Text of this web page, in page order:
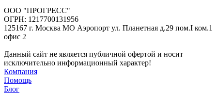
ООО "ПРОГРЕСС"
ОГРН: 1217700131956
125167 г. Москва МО Аэропорт ул. Планетная д.29 пом.I ком.1
офис 2
Данный сайт не является публичной офертой и носит
исключительно информационный характер!
Компания
Помощь
Блог